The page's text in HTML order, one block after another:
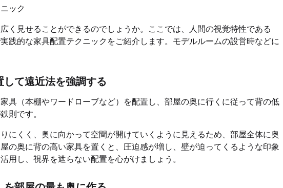
く見せることができるのでしょうか。ここでは、人間の視覚特性である
践的な家具配置テクニックをご紹介します。モデルルームの設営時などに
て遠近法を強調する
具（本棚やワードローブなど）を配置し、部屋の奥に行くに従って背の低
則です。
にくく、奥に向かって空間が開けていくように見えるため、部屋全体に奥
の奥に背の高い家具を置くと、圧迫感が増し、壁が迫ってくるような印象
用し、視界を遮らない配置を心がけましょう。